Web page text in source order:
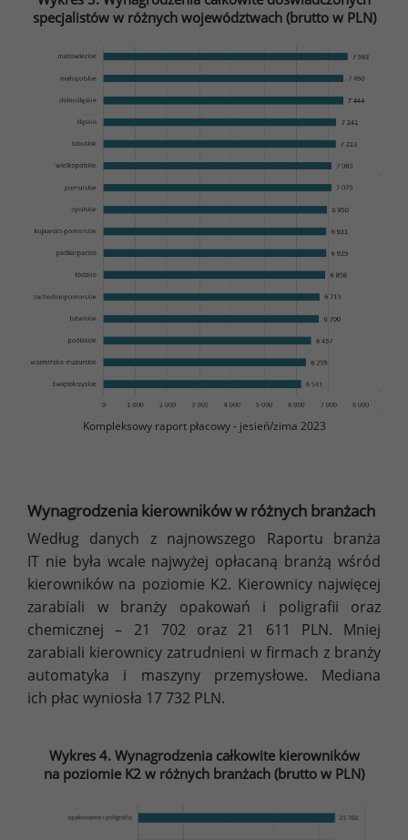
specjalistów w różnych województwach (brutto w PLN)
Kompleksowy raport płacowy - jesień/zima 2023
Wynagrodzenia kierowników w różnych branżach
Według danych z najnowszego Raportu branża
IT nie była wcale najwyżej opłacaną branżą wśród
kierowników na poziomie K2. Kierownicy najwięcej
zarabiali w branży opakowań i poligrafii oraz
chemicznej – 21 702 oraz 21 611 PLN. Mniej
zarabiali kierownicy zatrudnieni w firmach z branży
automatyka i maszyny przemysłowe. Mediana
ich płac wyniosła 17 732 PLN.
Wykres 4. Wynagrodzenia całkowite kierowników
na poziomie K2 w różnych branżach (brutto w PLN)